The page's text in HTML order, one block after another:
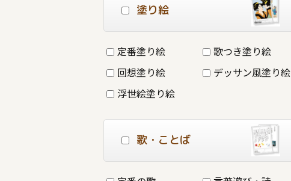
塗り絵
定番塗り絵
歌つき塗り絵
回想塗り絵
デッサン風塗り絵
浮世絵塗り絵
歌・ことば